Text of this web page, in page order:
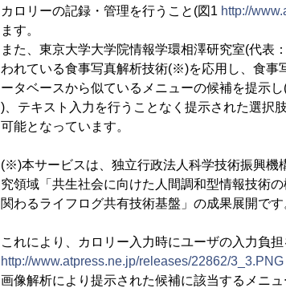
カロリーの記録・管理を行うこと(図1 http://
ます。
また、東京大学大学院情報学環相澤研究室(代表
われている食事写真解析技術(※)を応用し、食事
ータベースから似ているメニューの候補を提示し
)、テキスト入力を行うことなく提示された選択
可能となっています。
(※)本サービスは、独立行政法人科学技術振興機
究領域「共生社会に向けた人間調和型情報技術
関わるライフログ共有技術基盤」の成果展開です
これにより、カロリー入力時にユーザの入力負
http://www.atpress.ne.jp/releases/22862/3_3.PNG
画像解析により提示された候補に該当するメニ